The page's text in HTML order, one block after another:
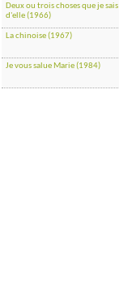
Deux ou trois choses que je sais
d'elle (1966)
La chinoise (1967)
Je vous salue Marie (1984)